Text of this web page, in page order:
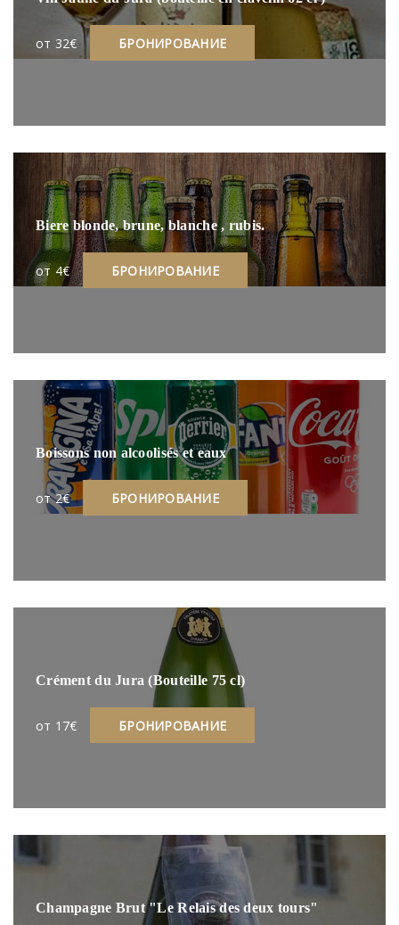
oт 32€ БРОНИРОВАНИЕ
Biere blonde, brune, blanche , rubis.
oт 4€ БРОНИРОВАНИЕ
Boissons non alcoolisés et eaux
oт 2€ БРОНИРОВАНИЕ
Crément du Jura (Bouteille 75 cl)
oт 17€ БРОНИРОВАНИЕ
Champagne Brut "Le Relais des deux tours"